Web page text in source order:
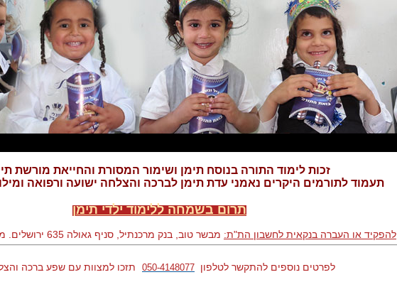
זכות לימוד התורה בנוסח תימן ושימור המסורת והחייאת מורשת
תעמוד לתורמים היקרים נאמני עדת תימן לברכה והצלחה ישועה ורפואה
תרום בשמחה ללימוד ילדי תימן
להפקיד או העברה בנקאית לחשבון הת"ת: מבשר טוב, בנק מרכנתיל, סניף גאולה 635 ירושלים. מספר חשבון 55631
לפרטים נוספים להתקשר לטלפון 050-4148077
תזכו למצוות עם שפע ברכה